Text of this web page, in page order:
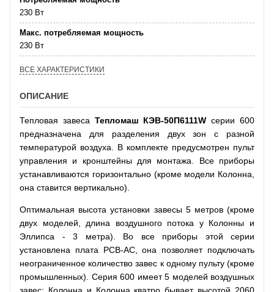
230 Вт
Макс. потребляемая мощность
230 Вт
ВСЕ ХАРАКТЕРИСТИКИ
ОПИСАНИЕ
Тепловая завеса Тепломаш КЭВ-50П6111W серии 600
предназначена для разделения двух зон с разной
температурой воздуха. В комплекте предусмотрен пульт
управления и кронштейны для монтажа. Все приборы
устанавливаются горизонтально (кроме модели Колонна,
она ставится вертикально).
Оптимальная высота установки завесы 5 метров (кроме
двух моделей, длина воздушного потока у Колонны и
Эллипса - 3 метра). Во все приборы этой серии
установлена плата РСВ-АС, она позволяет подключать
неограниченное количество завес к одному пульту (кроме
промышленных). Серия 600 имеет 5 моделей воздушных
завес: Колонна и Колонна кватро бывает высотой 2060